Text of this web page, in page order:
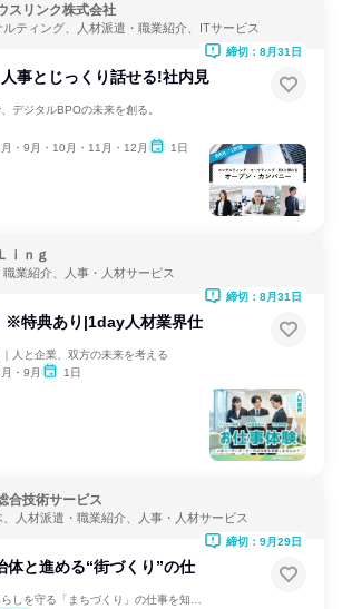
スリンク株式会社
ルティング、人材派遣・職業紹介、ITサービス
人事とじっくり話せる!社内見
デジタルBPOの未来を創る。
・9月・10月・11月・12月 1日
締切：8月31日
ｉｎｇ
職業紹介、人事・人材サービス
※特典あり|1day人材業界仕
人と企業、双方の未来を考える
・9月 1日
締切：8月31日
合技術サービス
人材派遣・職業紹介、人事・人材サービス
体と進める“街づくり”の仕
締切：9月29日